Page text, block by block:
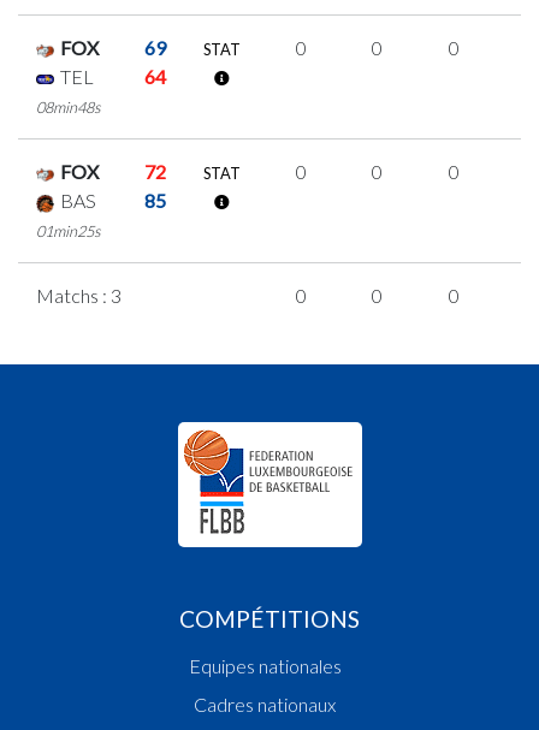
FOX
69
TEL
64
08min48s
STAT 0 0 0
FOX
72
BAS
85
01min25s
STAT 0 0 0
Matchs : 3 0 0 0
COMPÉTITIONS
Equipes nationales
Cadres nationaux